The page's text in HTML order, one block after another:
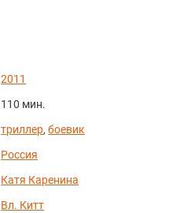
2011
110 мин.
триллер,боевик
Россия
Катя Каренина
Вл. Китт